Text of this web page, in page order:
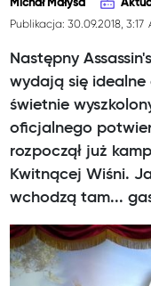
Michał Małysa
Publikacja: 30.09.2018, 3:17
Następny
wydają się
świetnie
oficjalnego
rozpoczął już
Kwitnącej Wiśni.
wchodzą tam...